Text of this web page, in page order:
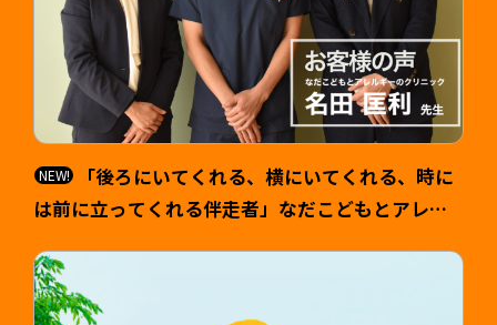
「後ろにいてくれる、横にいてくれる、時に
は前に立ってくれる伴走者」なだこどもとアレル
し）様 >